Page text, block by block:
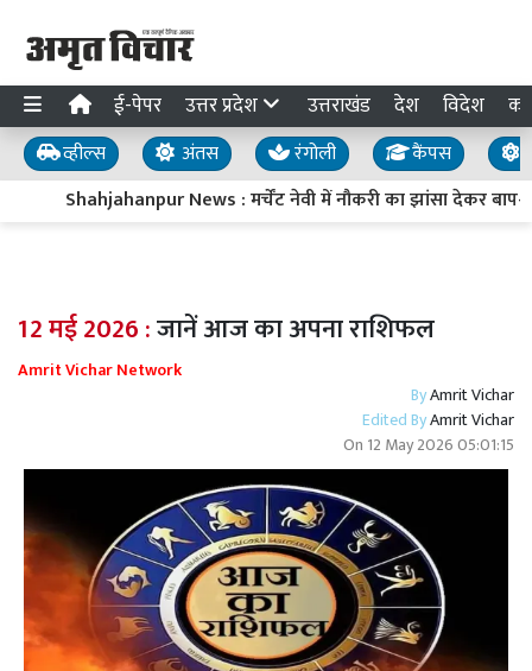
ई-पेपर उत्तर प्रदेश उत्तराखंड देश विदेश
व्हील्स अंतस रंगोली कैंपस
Shahjahanpur News : मर्चेंट नेवी में नौकरी का झांसा देकर
12 मई 2026 :जानें आज का अपना राशिफल
Amrit Vichar Network
ByAmrit Vichar
Edited ByAmrit Vichar
On 12 May 2026 05:01:15